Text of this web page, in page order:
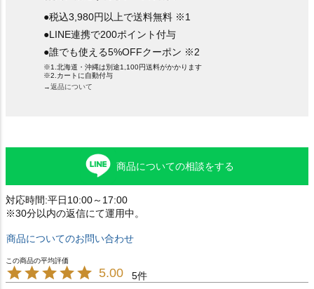
●税込3,980円以上で送料無料 ※1
●LINE連携で200ポイント付与
●誰でも使える5%OFFクーポン ※2
※1.北海道・沖縄は別途1,100円送料がかかります
※2.カートに自動付与
→返品について
商品についての相談をする
対応時間:平日10:00～17:00
※30分以内の返信にて運用中。
商品についてのお問い合わせ
5.00 5